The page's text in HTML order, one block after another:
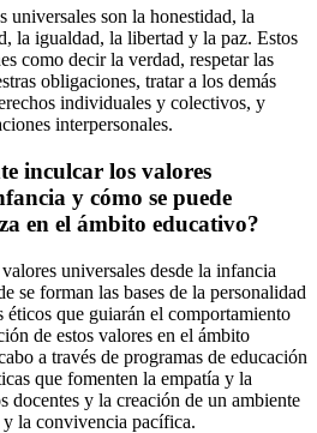
universales son la honestidad, la
la igualdad, la libertad y la paz. Estos
como decir la verdad, respetar las
obligaciones, tratar a los demás
individuales y colectivos, y
interpersonales.
inculcar los valores
y cómo se puede
en el ámbito educativo?
universales desde la infancia
se forman las bases de la personalidad
que guiarán el comportamiento
de estos valores en el ámbito
a través de programas de educación
que fomenten la empatía y la
docentes y la creación de un ambiente
y la convivencia pacífica.